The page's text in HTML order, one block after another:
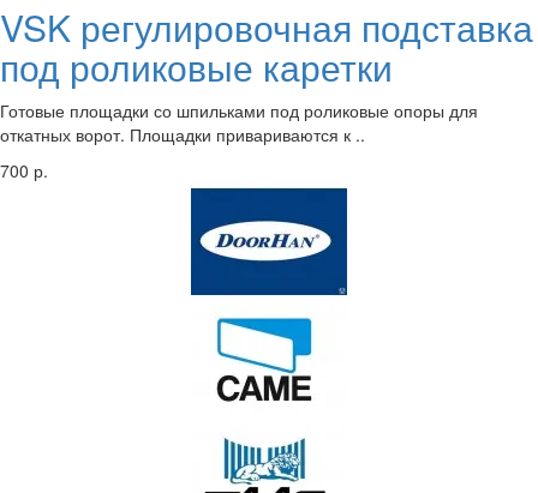
VSK регулировочная подставка
под роликовые каретки
Готовые площадки со шпильками под роликовые опоры для
откатных ворот. Площадки привариваются к ..
700 р.